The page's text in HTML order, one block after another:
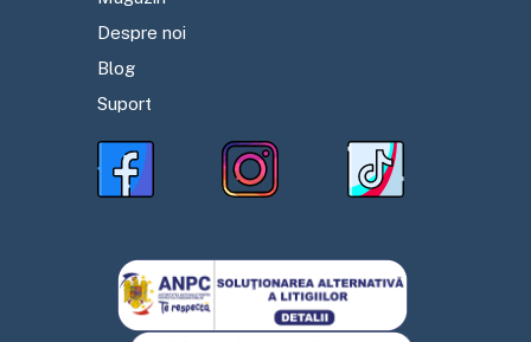
Despre noi
Blog
Suport